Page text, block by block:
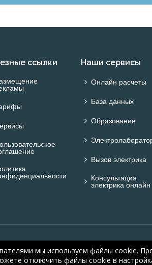
ссылки Наши сервисы
Онлайн расчеты
База данных
Образование
Вызов электрика
Консультация
электрика онлайн
electric.ru,
мы используем файлы cookie.
отключить файлы cookie в